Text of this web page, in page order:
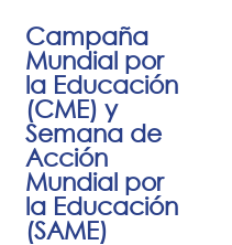
Campaña
Mundial por
la Educación
(CME) y
Semana de
Acción
Mundial por
la Educación
(SAME)